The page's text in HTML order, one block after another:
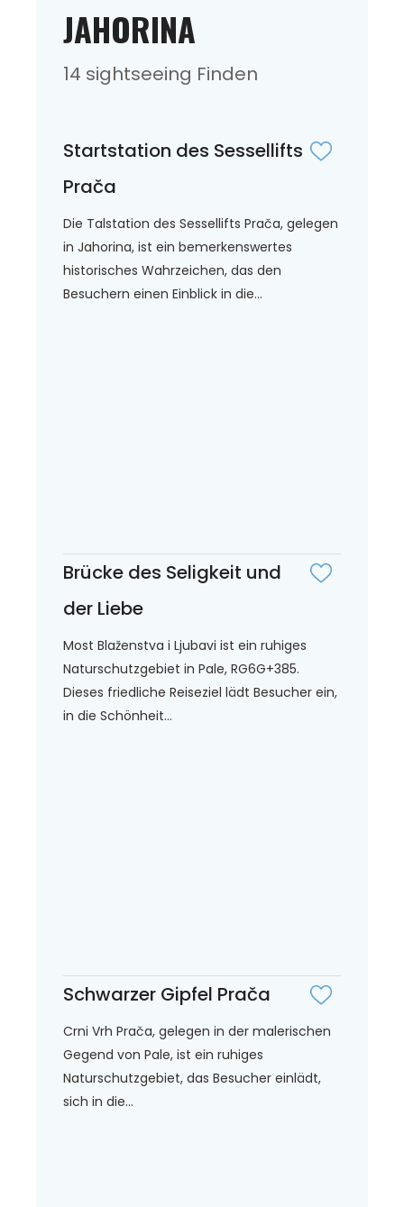
JAHORINA
14 sightseeing Finden
Startstation des Sessellifts
Prača
Die Talstation des Sessellifts Prača, gelegen
in Jahorina, ist ein bemerkenswertes
historisches Wahrzeichen, das den
Besuchern einen Einblick in die...
Brücke des Seligkeit und
der Liebe
Most Blaženstva i Ljubavi ist ein ruhiges
Naturschutzgebiet in Pale, RG6G+385.
Dieses friedliche Reiseziel lädt Besucher ein,
in die Schönheit...
Schwarzer Gipfel Prača
Crni Vrh Prača, gelegen in der malerischen
Gegend von Pale, ist ein ruhiges
Naturschutzgebiet, das Besucher einlädt,
sich in die...